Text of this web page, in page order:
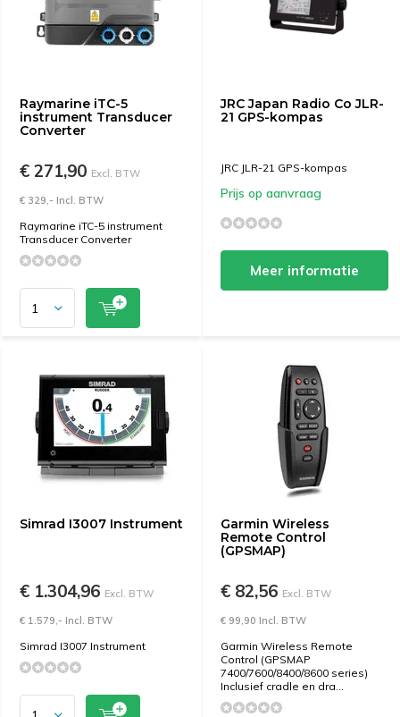
Raymarine iTC-5
instrument Transducer
Converter
€ 271,90 Excl. BTW
€ 329,- Incl. BTW
Raymarine iTC-5 instrument
Transducer Converter
JRC Japan Radio Co JLR-
21 GPS-kompas
JRC JLR-21 GPS-kompas
Prijs op aanvraag
Meer informatie
Simrad I3007 Instrument
€ 1.304,96 Excl. BTW
€ 1.579,- Incl. BTW
Simrad I3007 Instrument
Garmin Wireless
Remote Control
(GPSMAP)
€ 82,56 Excl. BTW
€ 99,90 Incl. BTW
Garmin Wireless Remote
Control (GPSMAP
7400/7600/8400/8600 series)
Inclusief cradle en dra...